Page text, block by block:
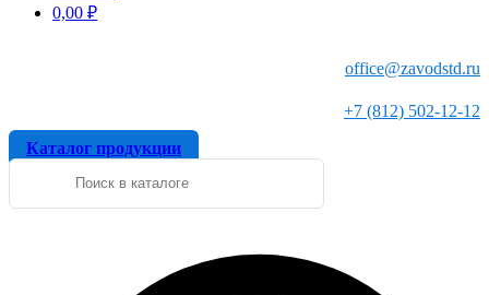
0,00 ₽
office@zavodstd.ru
+7 (812) 502-12-12
Каталог продукции